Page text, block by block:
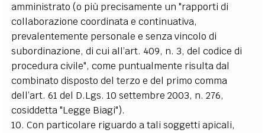
amministrato (o più precisamente un "rapporti di
collaborazione coordinata e continuativa,
prevalentemente personale e senza vincolo di
subordinazione, di cui all’art. 409, n. 3, del codice di
procedura civile", come puntualmente risulta dal
combinato disposto del terzo e del primo comma
dell’art. 61 del D.Lgs. 10 settembre 2003, n. 276,
cosiddetta "Legge Biagi").
10. Con particolare riguardo a tali soggetti apicali,